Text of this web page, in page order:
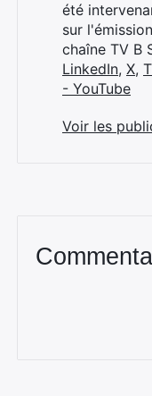
été
sur
chaîne TV B
LinkedIn, X,
- YouTube
Voir les